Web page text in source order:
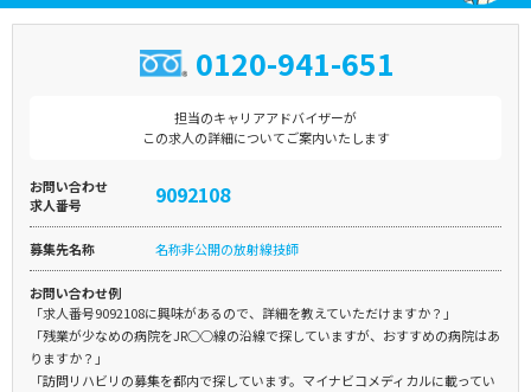
0120-941-651
担当のキャリアアドバイザーが
この求人の詳細についてご案内いたします
お問い合わせ
求人番号
9092108
募集先名称 名称非公開の放射線技師
お問い合わせ例
「求人番号9092108に興味があるので、詳細を教えていただけますか？」
「残業が少なめの病院をJR○○線の沿線で探していますが、おすすめの病院はあ
りますか？」
「訪問リハビリの募集を都内で探しています。マイナビコメディカルに載ってい